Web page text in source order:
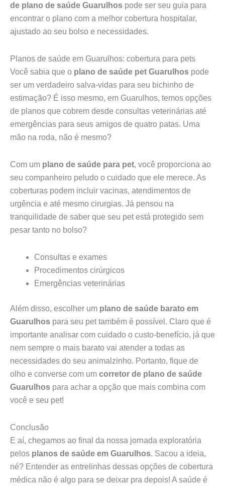
de plano de saúde Guarulhos pode ser seu guia para
encontrar o plano com a melhor cobertura hospitalar,
ajustado ao seu bolso e necessidades.
Planos de saúde em Guarulhos: cobertura para pets
Você sabia que o plano de saúde pet Guarulhos pode
ser um verdadeiro salva-vidas para seu bichinho de
estimação? É isso mesmo, em Guarulhos, temos opções
de planos que cobrem desde consultas veterinárias até
emergências para seus amigos de quatro patas. Uma
mão na roda, não é mesmo?
Com um plano de saúde para pet, você proporciona ao
seu companheiro peludo o cuidado que ele merece. As
coberturas podem incluir vacinas, atendimentos de
urgência e até mesmo cirurgias. Já pensou na
tranquilidade de saber que seu pet está protegido sem
pesar tanto no bolso?
Consultas e exames
Procedimentos cirúrgicos
Emergências veterinárias
Além disso, escolher um plano de saúde barato em
Guarulhos para seu pet também é possível. Claro que é
importante analisar com cuidado o custo-benefício, já que
nem sempre o mais barato vai atender a todas as
necessidades do seu animalzinho. Portanto, fique de
olho e converse com um corretor de plano de saúde
Guarulhos para achar a opção que mais combina com
você e seu pet!
Conclusão
E aí, chegamos ao final da nossa jornada exploratória
pelos planos de saúde em Guarulhos. Sacou a ideia,
né? Entender as entrelinhas dessas opções de cobertura
médica não é algo para se deixar pra depois! A saúde é